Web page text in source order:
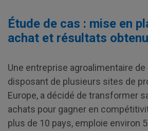
Étude de cas : mise en
achat et résultats
Une entreprise agroalimentaire de
disposant de plusieurs sites de
Europe, a décidé de transformer
achats pour gagner en
plus de 10 pays, emploie environ